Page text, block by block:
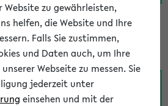
der
zu gewährleisten,
helfen, die Website und Ihre
Falls Sie zustimmen,
und Daten auch, um Ihre
Webseite zu messen. Sie
jederzeit unter
einsehen und mit der